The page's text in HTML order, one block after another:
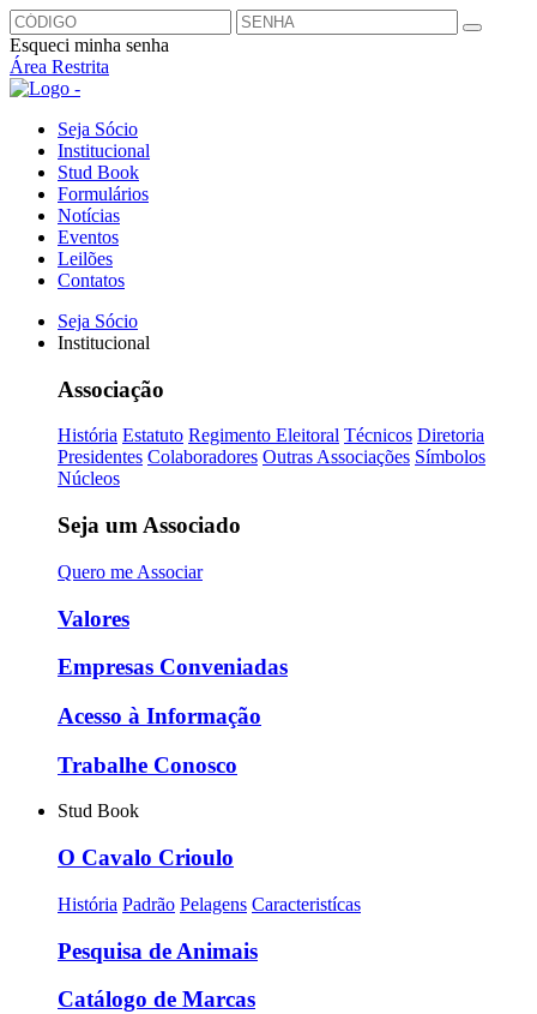
Esqueci minha senha
Área Restrita
Seja Sócio
Institucional
Stud Book
Formulários
Notícias
Eventos
Leilões
Contatos
Seja Sócio
Institucional
Associação
História Estatuto Regimento Eleitoral Técnicos Diretoria
Presidentes Colaboradores Outras Associações Símbolos
Núcleos
Seja um Associado
Quero me Associar
Valores
Empresas Conveniadas
Acesso à Informação
Trabalhe Conosco
Stud Book
O Cavalo Crioulo
História Padrão Pelagens Caracteristícas
Pesquisa de Animais
Catálogo de Marcas